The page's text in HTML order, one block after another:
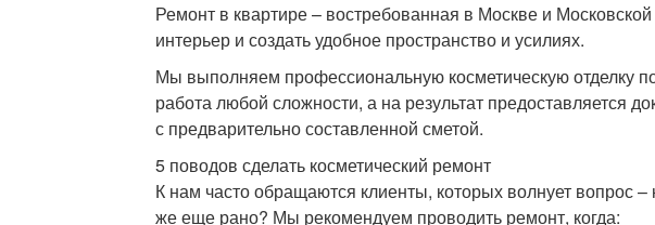
Ремонт в квартире – востребованная в Москве и
интерьер и создать удобное пространство и усилиях.
Мы выполняем профессиональную косметическую отделку
работа любой сложности, а на результат предоставляется
с предварительно составленной сметой.
5 поводов сделать косметический ремонт
К нам часто обращаются клиенты, которых волнует вопрос
же еще рано? Мы рекомендуем проводить ремонт, когда: